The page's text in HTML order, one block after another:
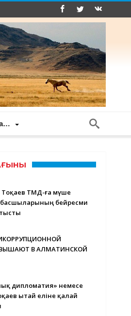
Тоқаев ТМД-ға мүше
бейресми
В АЛМАТИНСКОЙ
дипломатия» немесе
Қытай еліне қалай